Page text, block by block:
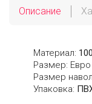
Описание
Материал:
Размер: Евро
Размер
Упаковка: